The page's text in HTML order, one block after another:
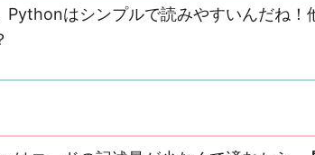
Pythonはシンプルで読みやすいんだね！